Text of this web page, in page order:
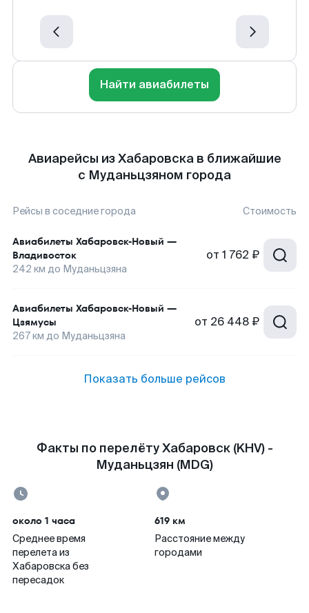
Найти авиабилеты
Авиарейсы из Хабаровска в ближайшие
с Муданьцзяном города
Рейсы в соседние города Стоимость
Авиабилеты Хабаровск-Новый —
Владивосток
242 км до Муданьцзяна
от 1 762 ₽
Авиабилеты Хабаровск-Новый —
Цзямусы
267км до Муданьцзяна
от 26 448 ₽
Показать больше рейсов
Факты по перелёту Хабаровск (KHV) -
Муданьцзян (MDG)
около 1 часа
Среднее время
перелета из
Хабаровска без
пересадок
619 км
Расстояние между
городами